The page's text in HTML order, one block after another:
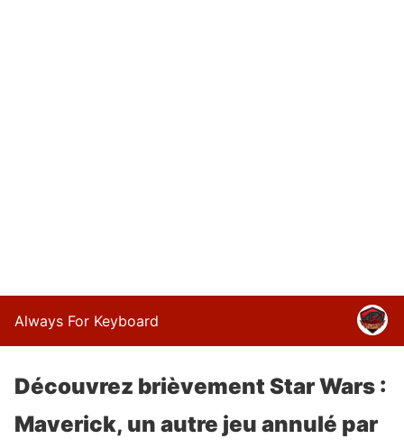
Always For Keyboard
Découvrez brièvement Star Wars :
Maverick, un autre jeu annulé par